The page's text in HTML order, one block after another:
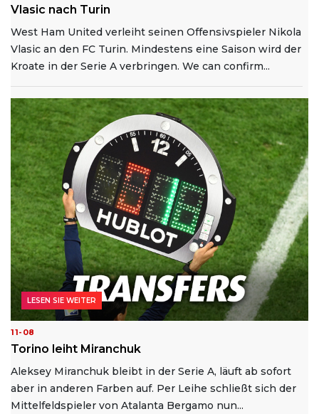
Vlasic nach Turin
West Ham United verleiht seinen Offensivspieler Nikola
Vlasic an den FC Turin. Mindestens eine Saison wird der
Kroate in der Serie A verbringen. We can confirm...
11-08
Torino leiht Miranchuk
Aleksey Miranchuk bleibt in der Serie A, läuft ab sofort
aber in anderen Farben auf. Per Leihe schließt sich der
Mittelfeldspieler von Atalanta Bergamo nun...
LESEN SIE WEITER